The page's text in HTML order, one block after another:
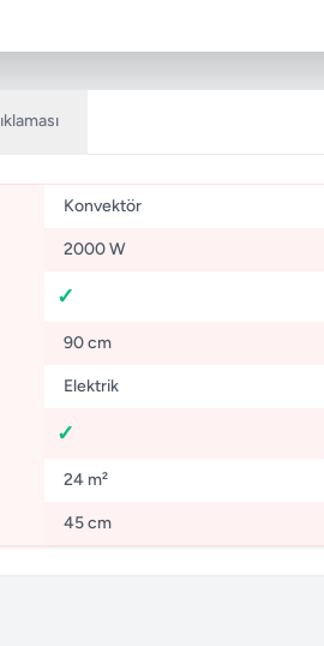
Konvektör
2000 W
90 cm
Elektrik
24 m²
45 cm